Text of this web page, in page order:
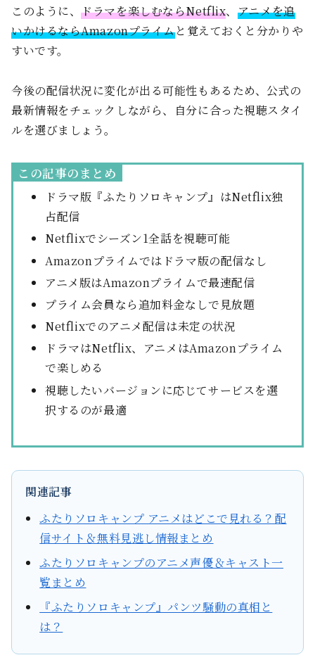
このように、ドラマを楽しむならNetflix、 アニメを追
いかけるならAmazonプライムと覚えておくと分かりや
すいです。
今後の配信状況に変化が出る可能性もあるため、公式の
最新情報をチェックしながら、自分に合った視聴スタイ
ルを選びましょう。
この記事のまとめ
ドラマ版『ふたりソロキャンプ』はNetflix独
占配信
Netflixでシーズン1全話を視聴可能
Amazonプライムではドラマ版の配信なし
アニメ版はAmazonプライムで最速配信
プライム会員なら追加料金なしで見放題
Netflixでのアニメ配信は未定の状況
ドラマはNetflix、アニメはAmazonプライム
で楽しめる
視聴したいバージョンに応じてサービスを選
択するのが最適
関連記事
ふたりソロキャンプ アニメはどこで見れる？配
信サイト＆無料見逃し情報まとめ
ふたりソロキャンプのアニメ声優＆キャスト一
覧まとめ
『ふたりソロキャンプ』パンツ騒動の真相と
は？